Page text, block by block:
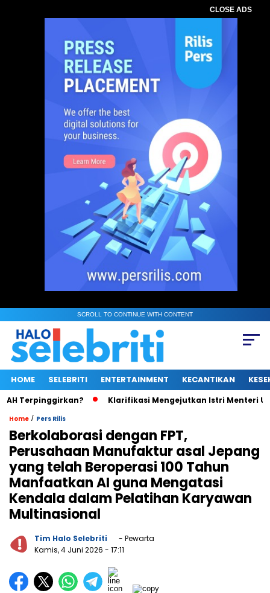
CLOSE ADS
SCROLL TO CONTINUE WITH CONTENT
HOME SELEBRITI ENTERTAINMENT KECANTIKAN
Terpinggirkan? Klarifikasi Mengejutkan Istri Menteri
Home / Pers Rilis
Berkolaborasi dengan FPT,
Perusahaan Manufaktur asal Jepang
yang telah Beroperasi 100 Tahun
Manfaatkan AI guna Mengatasi
Kendala dalam Pelatihan Karyawan
Multinasional
Tim Halo Selebriti
- Pewarta
Kamis, 4 Juni 2026 - 17:11